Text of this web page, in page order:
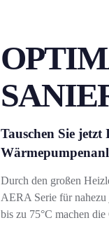
Tauschen Sie jetzt
Durch den großen
AERA Serie für nahezu
bis zu 75°C machen